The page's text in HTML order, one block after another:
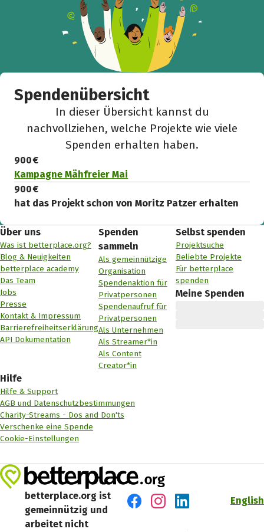
Spendenübersicht
In dieser Übersicht kannst du
nachvollziehen, welche Projekte wie viele
Spenden erhalten haben.
900 €
Kampagne Mähfreier Mai
900 €
hat das Projekt schon von Moritz Patzer erhalten
Über uns
Was ist betterplace.org?
Blog & Neuigkeiten
betterplace academy
Das Team
Jobs
Presse
Kontakt & Impressum
Barrierefreiheitserklärung
API Dokumentation
Spenden
sammeln
Als gemeinnützige
Organisation
Spendenaktion für
Privatpersonen
Spendenaufruf für
Privatpersonen
Als Unternehmen
Als Streamer*in
Als Content
Creator*in
Selbst spenden
Projektsuche
Beliebte Projekte
Für betterplace
spenden
Meine Spenden
Hilfe
Hilfe & Support
AGB und Datenschutzbestimmungen
Charity-Streams - Dos and Don'ts
Verschenke eine Spende
Cookie-Einstellungen
betterplace.org ist
gemeinnützig und
arbeitet nicht
English